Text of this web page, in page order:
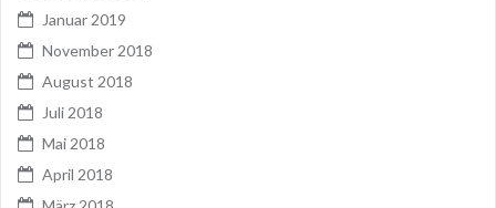
Januar 2019
November 2018
August 2018
Juli 2018
Mai 2018
April 2018